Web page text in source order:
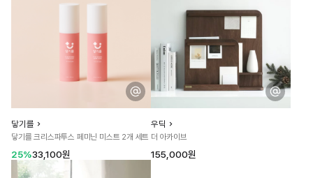
닿기를
닿기를 크리스파투스 페미닌 미스트 2개 세트
25%33,100원
우딕
더 아카이브
155,000원